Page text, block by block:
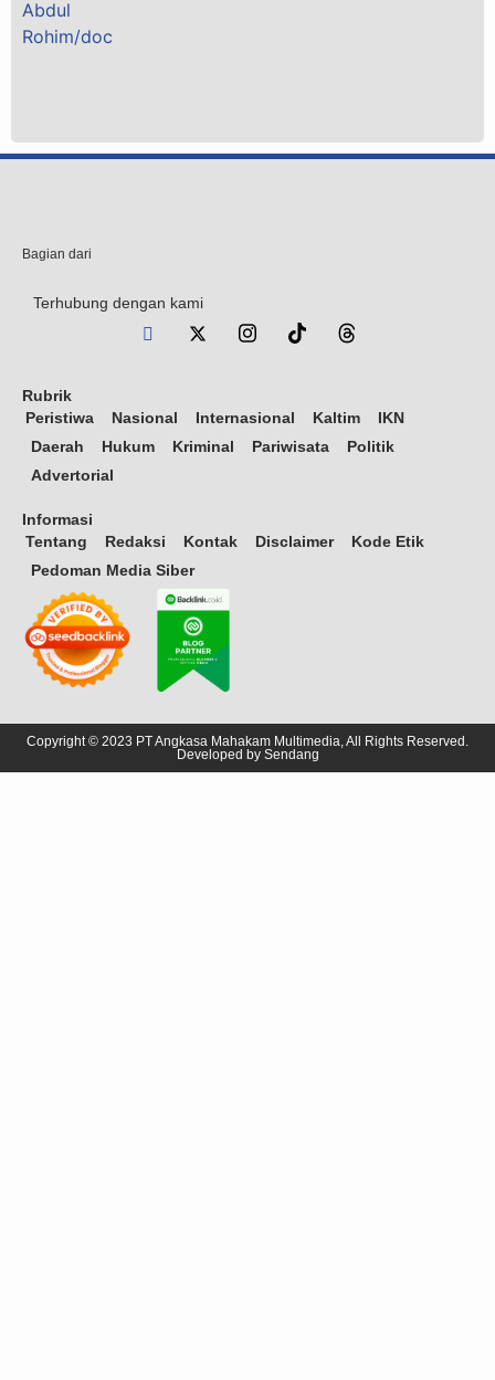
Bagian dari
Terhubung dengan kami
Rubrik
Peristiwa
Nasional Internasional Kaltim
IKN
Daerah
Hukum Kriminal Pariwisata
Politik
Advertorial
Informasi
Tentang
Redaksi Kontak Disclaimer
Kode Etik
Pedoman Media Siber
Copyright © 2023 PT Angkasa Mahakam Multimedia, All Rights Reserved.
Developed by Sendang